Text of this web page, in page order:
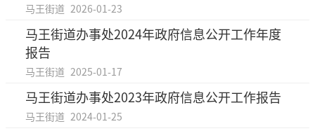
马王街道 2026-01-23
马王街道办事处2024年政府信息公开工作年度
报告
马王街道 2025-01-17
马王街道办事处2023年政府信息公开工作报告
马王街道 2024-01-25